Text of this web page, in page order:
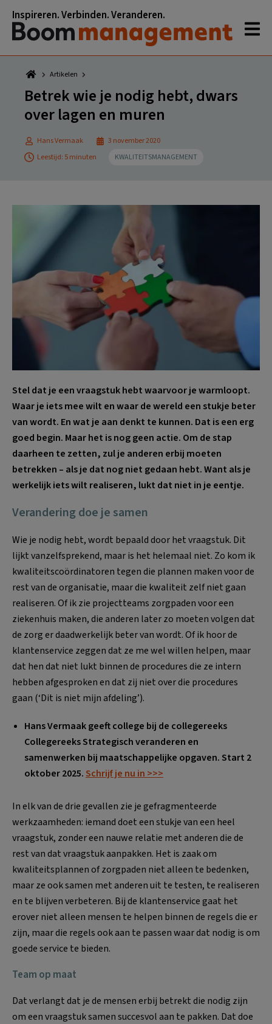
naar
hoofdnavigatie
naar
hoofd
inhoud
naar
eerste
sidebar
naar
voettekst
Inspireren. Verbinden. Veranderen.
Artikelen
Betrek wie je nodig hebt, dwars
over lagen en muren
Hans Vermaak
3 november 2020
Leestijd: 5 minuten
KWALITEITSMANAGEMENT
Stel dat je een vraagstuk hebt waarvoor je warmloopt.
Waar je iets mee wilt en waar de wereld een stukje beter
van wordt. En wat je aan denkt te kunnen. Dat is een erg
goed begin. Maar het is nog geen actie. Om de stap
daarheen te zetten, zul je anderen erbij moeten
betrekken – als je dat nog niet gedaan hebt. Want als je
werkelijk iets wilt realiseren, lukt dat niet in je eentje.
Verandering doe je samen
Wie je nodig hebt, wordt bepaald door het vraagstuk. Dit
lijkt vanzelfsprekend, maar is het helemaal niet. Zo kom ik
kwaliteitscoördinatoren tegen die plannen maken voor de
rest van de organisatie, maar die kwaliteit zelf niet gaan
realiseren. Of ik zie projectteams zorgpaden voor een
ziekenhuis maken, die anderen later zo moeten volgen dat
de zorg er daadwerkelijk beter van wordt. Of ik hoor de
klantenservice zeggen dat ze me wel willen helpen, maar
dat hen dat niet lukt binnen de procedures die ze intern
hebben afgesproken en dat zij niet over die procedures
gaan (‘Dit is niet mijn afdeling’).
Hans Vermaak geeft college bij de collegereeks
Collegereeks Strategisch veranderen en
samenwerken bij maatschappelijke opgaven. Start 2
oktober 2025.Schrijf je nu in >>>
In elk van de drie gevallen zie je gefragmenteerde
werkzaamheden: iemand doet een stukje van een heel
vraagstuk, zonder een nauwe relatie met anderen die de
rest van dat vraagstuk aanpakken. Het is zaak om
kwaliteitsplannen of zorgpaden niet alleen te bedenken,
maar ze ook samen met anderen uit te testen, te realiseren
en te blijven verbeteren. Bij de klantenservice gaat het
erover niet alleen mensen te helpen binnen de regels die er
zijn, maar die regels ook aan te passen waar dat nodig is om
goede service te bieden.
Team op maat
Dat verlangt dat je de mensen erbij betrekt die nodig zijn
om een vraagstuk samen succesvol aan te pakken. Dat doe